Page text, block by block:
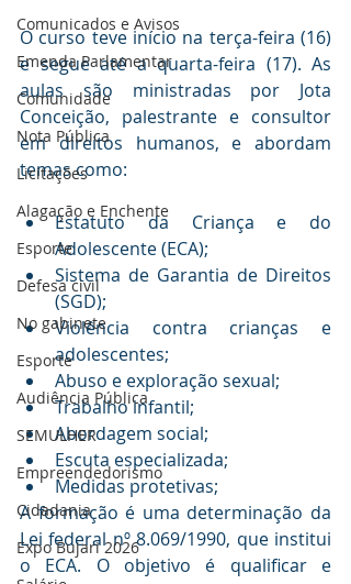
Comunicados e Avisos
Emenda Parlamentar
Comunidade
Nota Pública
Licitações
Alagação e Enchente
Esporte
Defesa civil
No gabinete
Esporte
Audiência Pública
SEMULHER
Empreendedorismo
Cidadania
Expo Bujari 2026
O curso teve início na terça-feira (16)
e segue até a quarta-feira (17). As
aulas são ministradas por Jota
Conceição, palestrante e consultor
em direitos humanos, e abordam
temas como:
Estatuto da Criança e do
Adolescente (ECA);
Sistema de Garantia de Direitos
(SGD);
Violência contra crianças e
adolescentes;
Abuso e exploração sexual;
Trabalho infantil;
Abordagem social;
Escuta especializada;
Medidas protetivas;
A formação é uma determinação da
Lei federal nº 8.069/1990, que institui
o ECA. O objetivo é qualificar e